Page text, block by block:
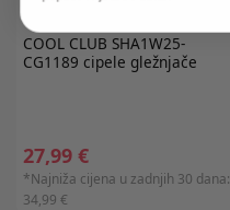
COOL CLUB SHA1W25-
CG1189 cipele gležnjače
27,99 €
*Najniža cijena u zadnjih 30 dana:
34,99 €